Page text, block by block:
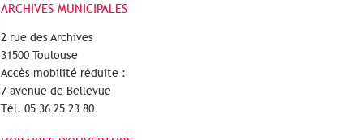
ARCHIVES MUNICIPALES
2 rue des Archives
31500 Toulouse
Accès mobilité réduite :
7 avenue de Bellevue
Tél. 05 36 25 23 80